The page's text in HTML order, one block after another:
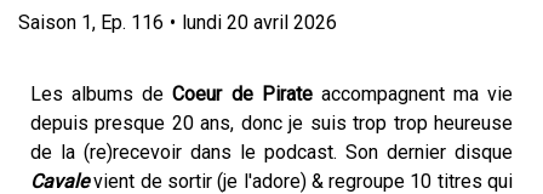
Saison 1, Ep. 116 • lundi 20 avril 2026
Les albums deCoeur de Pirate accompagnent ma vie
depuis presque 20 ans, donc je suis trop trop heureuse
de la (re)recevoir dans le podcast. Son dernier disque
Cavalevient de sortir (je l'adore) & regroupe 10 titres qui